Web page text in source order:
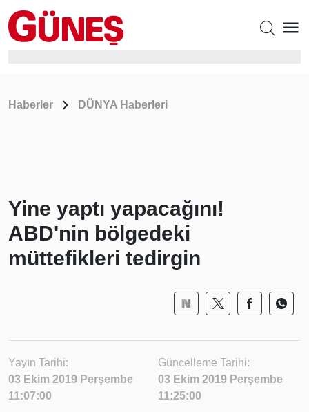
Haberler DÜNYA Haberleri
Yine yaptı yapacağını!
ABD'nin bölgedeki
müttefikleri tedirgin
Yayın Tarihi:
03 Ekim 2019 Perşembe
11:07:00
Güncelleme Tarihi:
03 Ekim 2019 Perşembe
11:25:00